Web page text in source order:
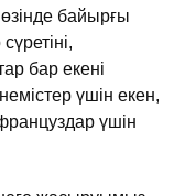
байырғы
бар екенi
үшiн екен,
үшiн